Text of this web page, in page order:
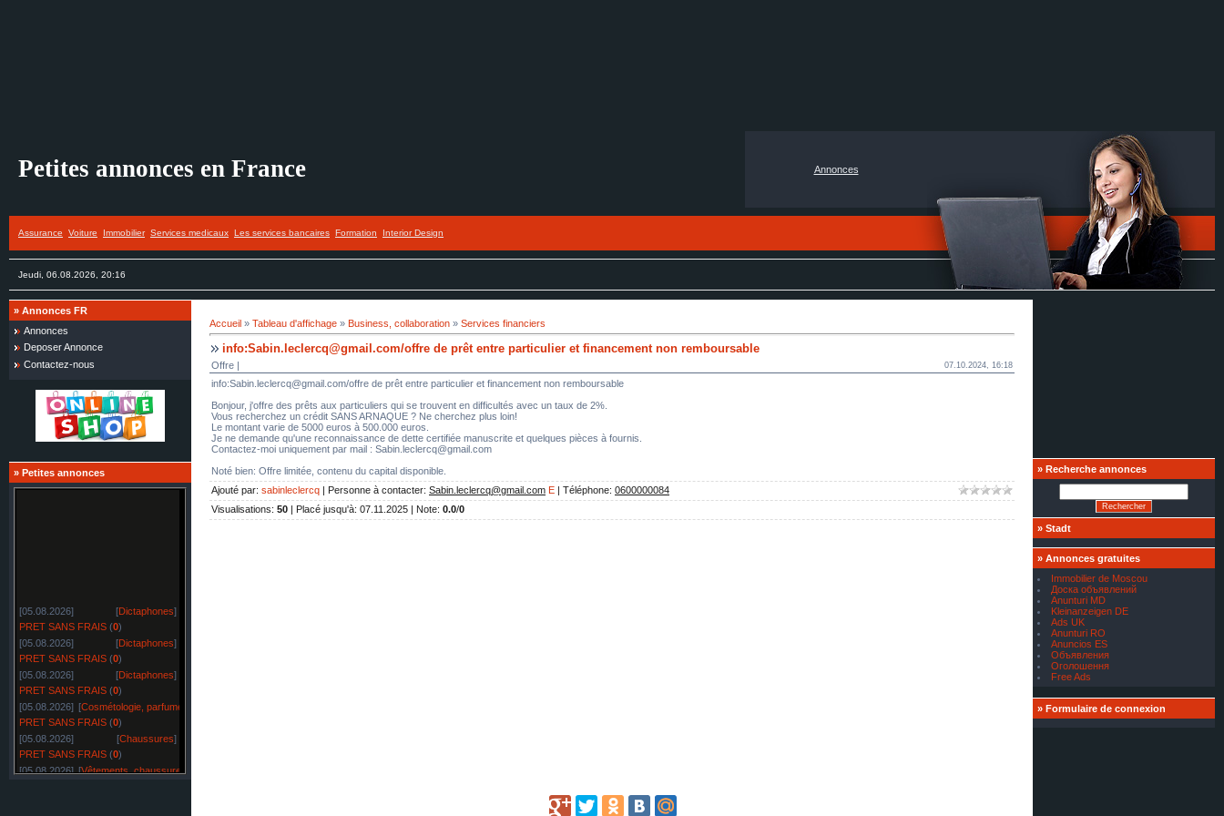
Petites annonces en France Annonces
Assurance Voiture Immobilier Services medicaux Les services bancaires Formation Interior Design
Jeudi, 06.08.2026, 20:16
» Annonces FR
Annonces
Deposer Annonce
Contactez-nous
» Petites annonces
[05.08.2026] [Dictaphones]
PRET SANS FRAIS (0)
[05.08.2026]
[Dictaphones]
PRET SANS FRAIS (0)
[05.08.2026]
[Dictaphones]
PRET SANS FRAIS (0)
[05.08.2026] [Cosmétologie, parfumerie
PRET SANS FRAIS (0)
[05.08.2026]
[Chaussures]
PRET SANS FRAIS (0)
[05.08.2026] [Vêtements, chaussures, tissus
Accueil » Tableau d'affichage » Business, collaboration » Services financiers
info:Sabin.leclercq@gmail.com/offre de prêt entre particulier et financement non remboursable
Offre | 07.10.2024, 16:18
info:Sabin.leclercq@gmail.com/offre de prêt entre particulier et financement non remboursable
Bonjour, j'offre des prêts aux particuliers qui se trouvent en difficultés avec un taux de 2%.
Vous recherchez un crédit SANS ARNAQUE ? Ne cherchez plus loin!
Le montant varie de 5000 euros à 500.000 euros.
Je ne demande qu'une reconnaissance de dette certifiée manuscrite et quelques pièces à fournis.
Contactez-moi uniquement par mail : Sabin.leclercq@gmail.com
Noté bien: Offre limitée, contenu du capital disponible.
Ajouté par: sabinleclercq | Personne à contacter: Sabin.leclercq@gmail.com E | Téléphone: 0600000084
Visualisations: 50 | Placé jusqu'à: 07.11.2025 | Note: 0.0/0
» Recherche annonces
» Stadt
» Annonces gratuites
Immobilier de Moscou
Доска объявлений
Anunturi MD
Kleinanzeigen DE
Ads UK
Anunturi RO
Anuncios ES
Объявления
Оголошення
Free Ads
» Formulaire de connexion